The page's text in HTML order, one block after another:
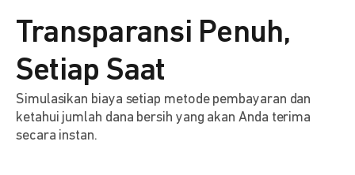
Transparansi Penuh,
Setiap Saat
Simulasikan biaya setiap metode pembayaran dan
ketahui jumlah dana bersih yang akan Anda terima
secara instan.